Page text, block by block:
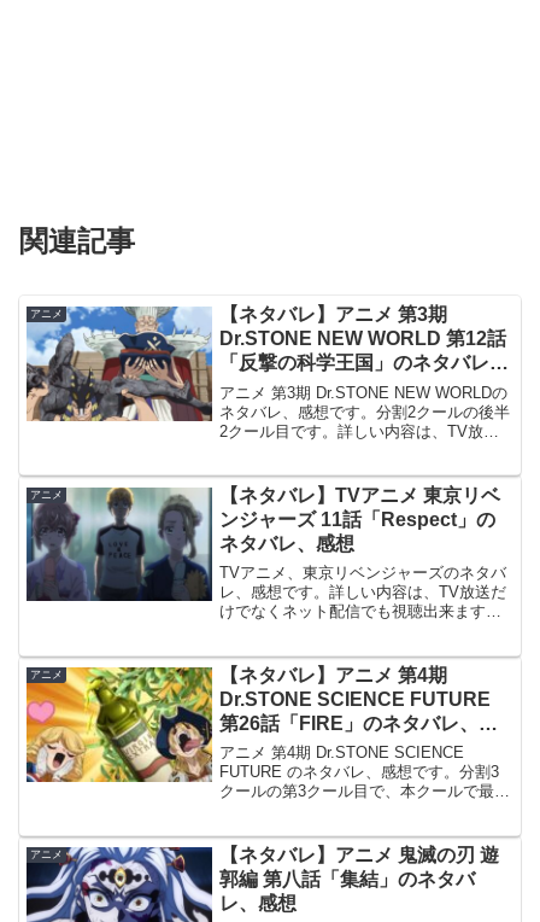
関連記事
アニメ
【ネタバレ】アニメ 第3期
Dr.STONE NEW WORLD 第12話
「反撃の科学王国」のネタバレ、
感想
アニメ 第3期 Dr.STONE NEW WORLDの
ネタバレ、感想です。分割2クールの後半
2クール目です。詳しい内容は、TV放送
掌で」の記事はこちらです。#12...
アニメ
【ネタバレ】TVアニメ 東京リベ
ンジャーズ 11話「Respect」の
ネタバレ、感想
TVアニメ、東京リベンジャーズのネタバ
レ、感想です。詳しい内容は、TV放送だ
けでなくネット配信でも視聴出来ます。
ケンを守ることに成功します。何とか助
かった武道は...
アニメ
【ネタバレ】アニメ 第4期
Dr.STONE SCIENCE FUTURE
第26話「FIRE」のネタバレ、感
想
アニメ 第4期 Dr.STONE SCIENCE
FUTURE のネタバレ、感想です。分割3
クールの第3クール目で、本クールで最終
視聴出来ます。前回の記事はこちら...
アニメ
【ネタバレ】アニメ 鬼滅の刃 遊
郭編 第八話「集結」のネタバ
レ、感想